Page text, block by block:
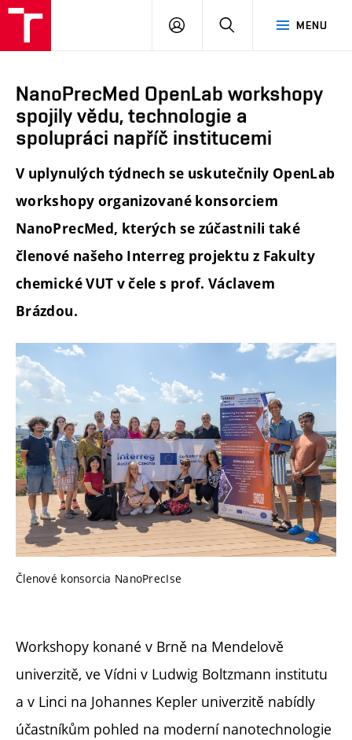
MENU
PŘIHLÁSIT
NanoPrecMed OpenLab workshopy
spojily vědu, technologie a
spolupráci napříč institucemi
V uplynulých týdnech se uskutečnily OpenLab
workshopy organizované konsorciem
NanoPrecMed, kterých se zúčastnili také
členové našeho Interreg projektu z Fakulty
chemické VUT v čele s prof. Václavem
Brázdou.
Členové konsorcia NanoPrecIse
Workshopy konané v Brně na Mendelově
univerzitě, ve Vídni v Ludwig Boltzmann institutu
a v Linci na Johannes Kepler univerzitě nabídly
účastníkům pohled na moderní nanotechnologie